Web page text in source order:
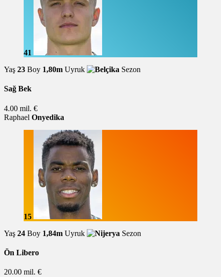
41
Yaş 23 Boy 1,80m Uyruk Sezon
Sağ Bek
4.00 mil. €
Raphael Onyedika
15
Yaş 24 Boy 1,84m Uyruk Sezon
Ön Libero
20.00 mil. €